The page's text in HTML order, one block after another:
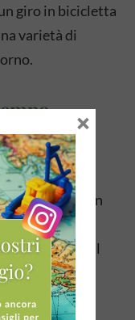
giro in bicicletta
varietà di
durante
per
Portate con
dalla
adeguato per il
l’atmosfera
×